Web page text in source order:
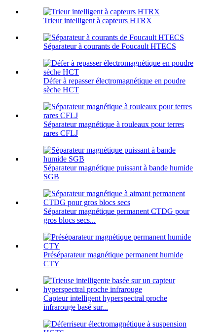
Trieur intelligent à capteurs HTRX
Séparateur à courants de Foucault HTECS
Défer à repasser électromagnétique en poudre
sèche HCT
Séparateur magnétique à rouleaux pour terres
rares CFLJ
Séparateur magnétique puissant à bande humide
SGB
Séparateur magnétique permanent CTDG pour
gros blocs secs...
Préséparateur magnétique permanent humide
CTY
Capteur intelligent hyperspectral proche
infrarouge basé sur...